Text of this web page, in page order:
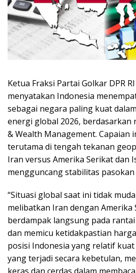
Ketua Fraksi Partai Golkar DPR
menyatakan Indonesia
sebagai negara paling kuat
energi global 2026, berdasarkan
& Wealth Management. Capaian
terutama di tengah tekanan
Iran versus Amerika Serikat dan
mengguncang stabilitas
“Situasi global saat ini tidak
melibatkan Iran dengan Amerika
berdampak langsung pada
dan memicu ketidakpastian
posisi Indonesia yang relatif
yang terjadi secara kebetulan,